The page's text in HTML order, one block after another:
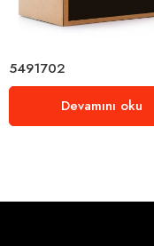
5491702
Devamını oku